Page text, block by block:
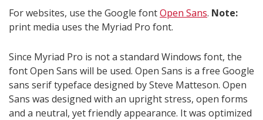
For websites, use the Google fontOpen Sans. Note:
print media uses the Myriad Pro font.
Since Myriad Pro is not a standard Windows font, the
font Open Sans will be used. Open Sans is a free Google
sans serif typeface designed by Steve Matteson. Open
Sans was designed with an upright stress, open forms
and a neutral, yet friendly appearance. It was optimized